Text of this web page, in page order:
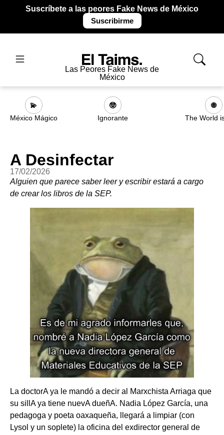
Suscríbete a las peores Fake News de México
Suscribirme
Las Peores Fake News de
México
💫
México Mágico
🤓
Ignorante
🌐
The World
A Desinfectar
17/02/2026
Alguien que parece saber leer y escribir estará a cargo
de crear los libros de la SEP.
La doctorA ya le mandó a decir al Marxchista Arriaga que
su sillA ya tiene nuevA dueñA. Nadia López García, una
pedagoga y poeta oaxaqueña, llegará a limpiar (con
Lysol y un soplete) la oficina del exdirector general de